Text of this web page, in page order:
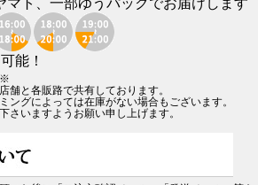
能！
※
舗と各販路で共有しております。
ングによっては在庫がない場合もございます。
さいますようお願い申し上げます。